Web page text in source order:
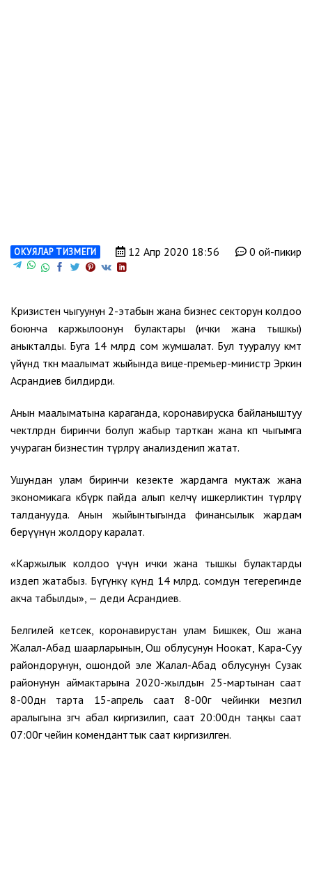
ОКУЯЛАР ТИЗМЕГИ 12 Апр 2020 18:56 0 ой-пикир
Кризистен чыгуунун 2-этабын жана бизнес секторун колдоо
боюнча каржылоонун булактары (ички жана тышкы)
аныкталды. Буга 14 млрд сом жумшалат. Бул тууралуу өкмөт
үйүндө өткөн маалымат жыйында вице-премьер-министр Эркин
Асрандиев билдирди.
Анын маалыматына караганда, коронавируска байланыштуу
чектөөлөрдөн биринчи болуп жабыр тарткан жана көп чыгымга
учураган бизнестин түрлөрү анализденип жатат.
Ушундан улам биринчи кезекте жардамга муктаж жана
экономикага көбүрөөк пайда алып келчү ишкерликтин түрлөрү
талданууда. Анын жыйынтыгында финансылык жардам
берүүнүн жолдору каралат.
«Каржылык колдоо үчүн ички жана тышкы булактарды
издеп жатабыз. Бүгүнкү күндө 14 млрд. сомдун тегерегинде
акча табылды», — деди Асрандиев.
Белгилей кетсек, коронавирустан улам Бишкек, Ош жана
Жалал-Абад шаарларынын, Ош облусунун Ноокат, Кара-Суу
райондорунун, ошондой эле Жалал-Абад облусунун Сузак
районунун аймактарына 2020-жылдын 25-мартынан саат
8-00дөн тарта 15-апрель саат 8-00гө чейинки мезгил
аралыгына өзгөчө абал киргизилип, саат 20:00дөн таңкы саат
07:00гө чейин коменданттык саат киргизилген.